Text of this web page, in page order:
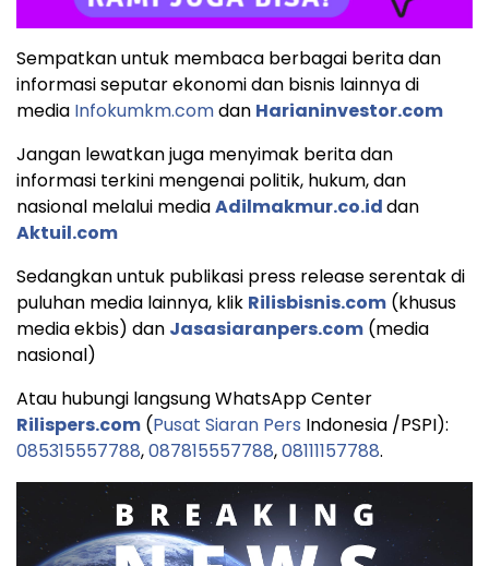
Sempatkan untuk membaca berbagai berita dan
informasi seputar ekonomi dan bisnis lainnya di
media Infokumkm.comdan Harianinvestor.com
Jangan lewatkan juga menyimak berita dan
informasi terkini mengenai politik, hukum, dan
nasional melalui mediaAdilmakmur.co.iddan
Aktuil.com
Sedangkan untuk publikasi press release serentak di
puluhan media lainnya, klik Rilisbisnis.com (khusus
media ekbis) dan Jasasiaranpers.com (media
nasional)
Atau hubungi langsung WhatsApp Center
Rilispers.com (Pusat Siaran Pers Indonesia /PSPI):
085315557788,087815557788,08111157788.